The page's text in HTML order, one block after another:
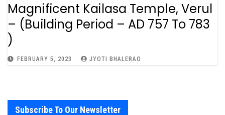
Magnificent Kailasa Temple, Verul
– (Building Period – AD 757 To 783
)
FEBRUARY 5, 2023 JYOTI BHALERAO
Subscribe To Our Newsletter